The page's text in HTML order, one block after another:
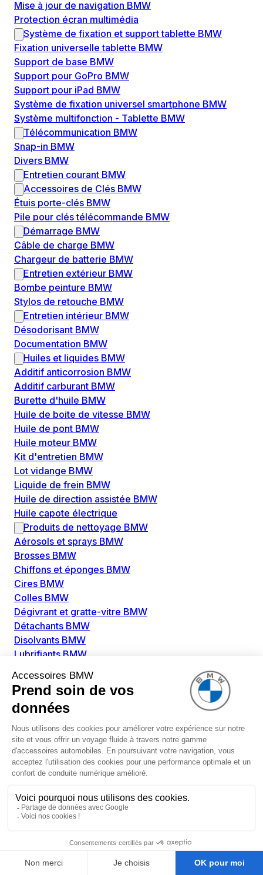
Mise à jour de navigation BMW
Protection écran multimédia
Système de fixation et support tablette BMW
Fixation universelle tablette BMW
Support de base BMW
Support pour GoPro BMW
Support pour iPad BMW
Système de fixation universel smartphone BMW
Système multifonction - Tablette BMW
Télécommunication BMW
Snap-in BMW
Divers BMW
Entretien courant BMW
Accessoires de Clés BMW
Étuis porte-clés BMW
Pile pour clés télécommande BMW
Démarrage BMW
Câble de charge BMW
Chargeur de batterie BMW
Entretien extérieur BMW
Bombe peinture BMW
Stylos de retouche BMW
Entretien intérieur BMW
Désodorisant BMW
Documentation BMW
Huiles et liquides BMW
Additif anticorrosion BMW
Additif carburant BMW
Burette d'huile BMW
Huile de boite de vitesse BMW
Huile de pont BMW
Huile moteur BMW
Kit d'entretien BMW
Lot vidange BMW
Liquide de frein BMW
Huile de direction assistée BMW
Huile capote électrique
Produits de nettoyage BMW
Aérosols et sprays BMW
Brosses BMW
Chiffons et éponges BMW
Cires BMW
Colles BMW
Dégivrant et gratte-vitre BMW
Détachants BMW
Disolvants BMW
Lubrifiants BMW
Nettoyant extérieur BMW
Pièces détachées BMW
Alimentation Carburant BMW
Boitier papillon BMW
Faisceau de câble pour réservoir avec pompe
d'aspiration BMW
Injecteur BMW
Pompe à carburant BMW
Pompe diesel BMW
Allumage / Préchauffage BMW
Boitier de préchauffage BMW
Amortissement BMW